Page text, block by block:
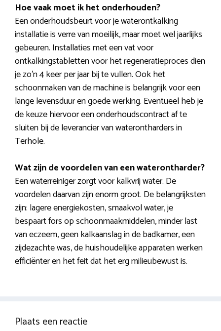
Hoe vaak moet ik het onderhouden?
Een onderhoudsbeurt voor je waterontkalking
installatie is verre van moeilijk, maar moet wel jaarlijks
gebeuren. Installaties met een vat voor
ontkalkingstabletten voor het regeneratieproces dien
je zo’n 4 keer per jaar bij te vullen. Ook het
schoonmaken van de machine is belangrijk voor een
lange levensduur en goede werking. Eventueel heb je
de keuze hiervoor een onderhoudscontract af te
sluiten bij de leverancier van waterontharders in
Terhole.
Wat zijn de voordelen van een waterontharder?
Een waterreiniger zorgt voor kalkvrij water. De
voordelen daarvan zijn enorm groot. De belangrijksten
zijn: lagere energiekosten, smaakvol water, je
bespaart fors op schoonmaakmiddelen, minder last
van eczeem, geen kalkaanslag in de badkamer, een
zijdezachte was, de huishoudelijke apparaten werken
efficiënter en het feit dat het erg milieubewust is.
Plaats een reactie